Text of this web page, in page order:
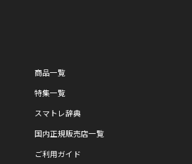
商品一覧
特集一覧
スマトレ辞典
国内正規販売店一覧
ご利用ガイド